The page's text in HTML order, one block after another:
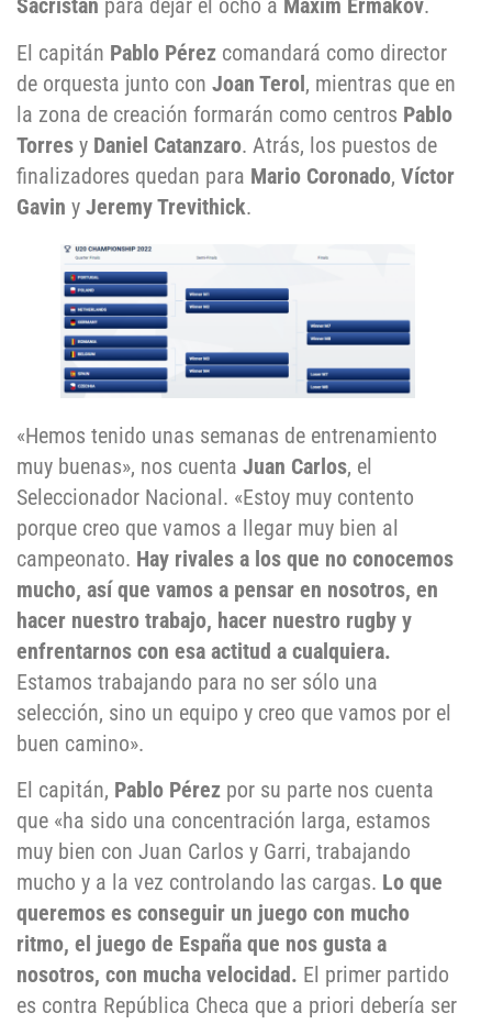
Sacristán para dejar el ocho a Maxim Ermakov.
El capitán Pablo Pérez comandará como director
de orquesta junto con Joan Terol, mientras que en
la zona de creación formarán como centros Pablo
Torres y Daniel Catanzaro. Atrás, los puestos de
finalizadores quedan para Mario Coronado, Víctor
Gavin y Jeremy Trevithick.
«Hemos tenido unas semanas de entrenamiento
muy buenas», nos cuenta Juan Carlos, el
Seleccionador Nacional. «Estoy muy contento
porque creo que vamos a llegar muy bien al
campeonato. Hay rivales a los que no conocemos
mucho, así que vamos a pensar en nosotros, en
hacer nuestro trabajo, hacer nuestro rugby y
enfrentarnos con esa actitud a cualquiera.
Estamos trabajando para no ser sólo una
selección, sino un equipo y creo que vamos por el
buen camino».
El capitán, Pablo Pérez por su parte nos cuenta
que «ha sido una concentración larga, estamos
muy bien con Juan Carlos y Garri, trabajando
mucho y a la vez controlando las cargas. Lo que
queremos es conseguir un juego con mucho
ritmo, el juego de España que nos gusta a
nosotros, con mucha velocidad. El primer partido
es contra República Checa que a priori debería ser